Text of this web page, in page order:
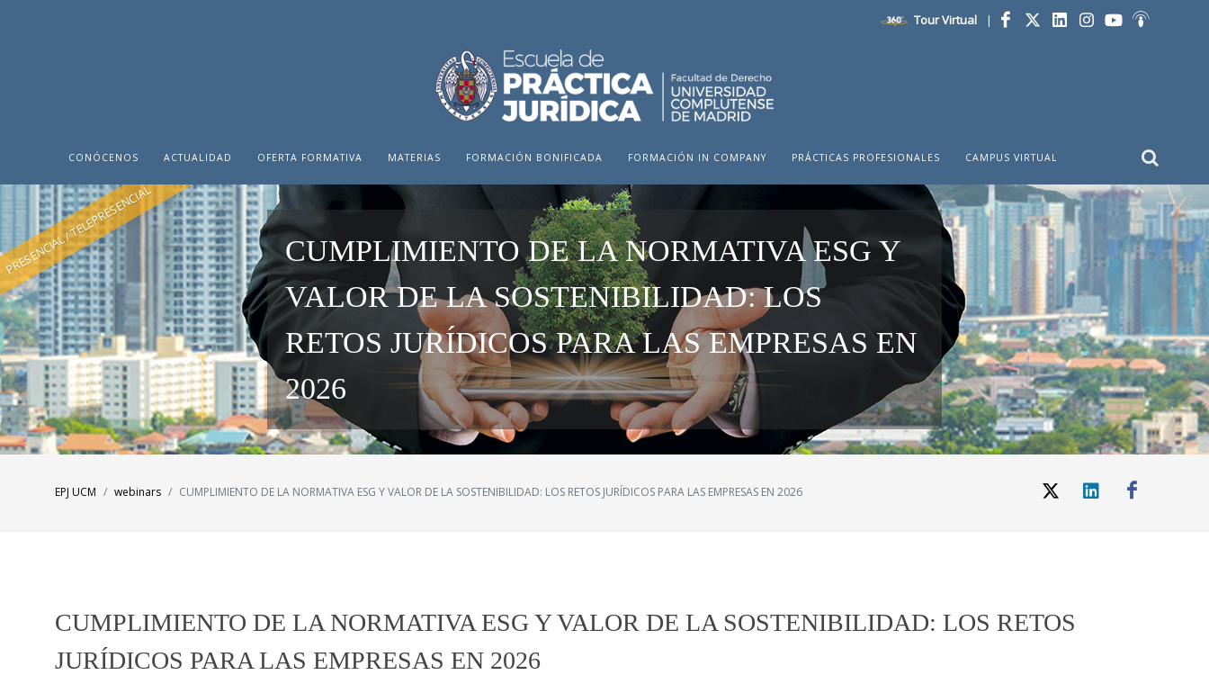
Tour Virtual |
CONÓCENOS ACTUALIDAD OFERTA FORMATIVA MATERIAS FORMACIÓN BONIFICADA FORMACIÓN IN COMPANY PRÁCTICAS PROFESIONALES CAMPUS VIRTUAL
PRESENCIAL / TELEPRESENCIAL
CUMPLIMIENTO DE LA NORMATIVA ESG Y
VALOR DE LA SOSTENIBILIDAD: LOS
RETOS JURÍDICOS PARA LAS EMPRESAS EN
2026
EPJ UCM webinars CUMPLIMIENTO DE LA NORMATIVA ESG Y VALOR DE LA SOSTENIBILIDAD: LOS RETOS JURÍDICOS PARA LAS EMPRESAS EN 2026
CUMPLIMIENTO DE LA NORMATIVA ESG Y VALOR DE LA SOSTENIBILIDAD: LOS RETOS
JURÍDICOS PARA LAS EMPRESAS EN 2026